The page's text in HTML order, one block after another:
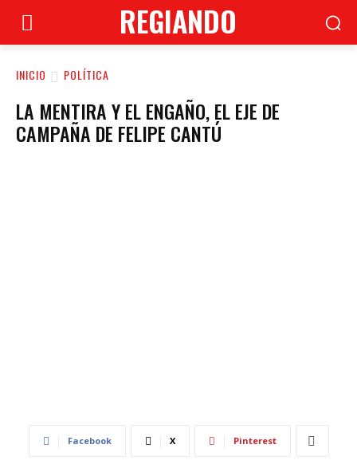
REGIANDO
INICIO POLÍTICA
LA MENTIRA Y EL ENGAÑO, EL EJE DE
CAMPAÑA DE FELIPE CANTÚ
Facebook X Pinterest